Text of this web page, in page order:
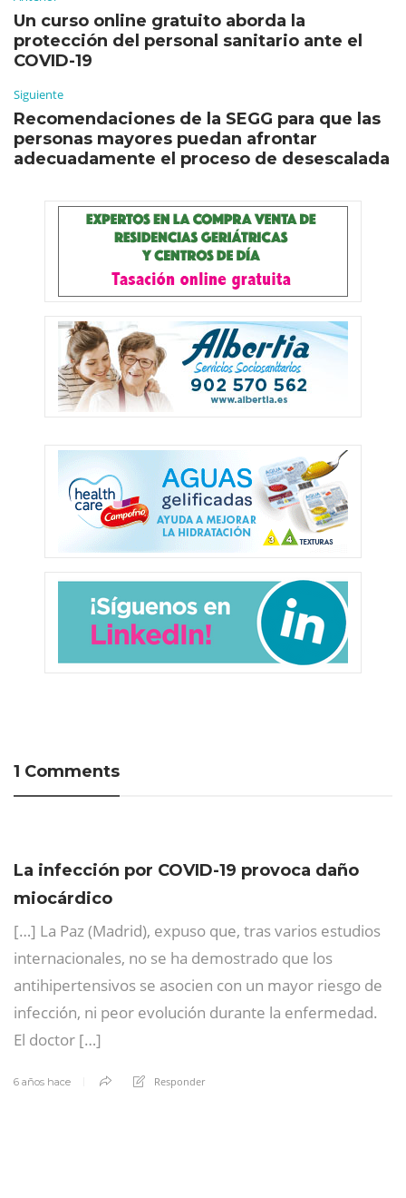
Un curso online gratuito aborda la
protección del personal sanitario ante el
COVID-19
Siguiente
Recomendaciones de la SEGG para que las
personas mayores puedan afrontar
adecuadamente el proceso de desescalada
1 Comments
La infección por COVID-19 provoca daño
miocárdico
[…] La Paz (Madrid), expuso que, tras varios estudios
internacionales, no se ha demostrado que los
antihipertensivos se asocien con un mayor riesgo de
infección, ni peor evolución durante la enfermedad.
El doctor […]
6 años hace Responder